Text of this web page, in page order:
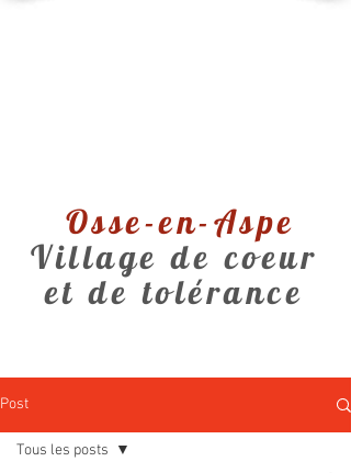
Osse-en-Aspe
Village de coeur
et de tolérance
Post
Tous les posts